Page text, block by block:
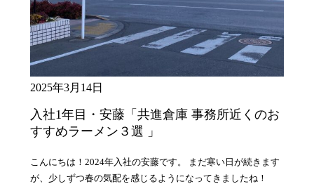
2025年3月14日
入社1年目・安藤「共進倉庫 事務所近くのお
すすめラーメン３選 」
こんにちは！2024年入社の安藤です。 まだ寒い日が続きます
が、少しずつ春の気配を感じるようになってきましたね！